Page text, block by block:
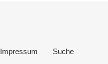
Impressum Suche